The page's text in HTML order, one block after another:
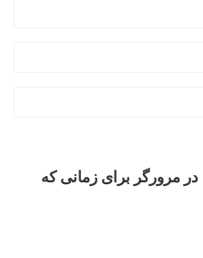
مرورگر برای زمانی که